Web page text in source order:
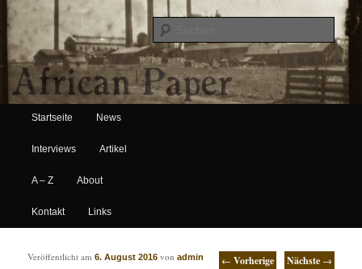
African Paper
Hauptmenü
Zum Inhalt wechseln
Zum sekundären Inhalt wechseln
Startseite News
Interviews Artikel
A – Z About
Kontakt Links
Artikelnavigation ← Vorherige Nächste →
Veröffentlicht am6. August 2016 vonadmin